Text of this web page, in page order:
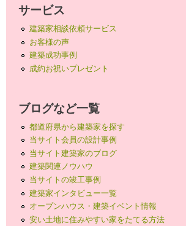
サービス
建築家相談依頼サービス
お客様の声
建築成功事例
成約お祝いプレゼント
ブログなど一覧
都道府県から建築家を探す
当サイト会員の設計事例
当サイト建築家のブログ
建築関連ノウハウ
当サイトの竣工事例
建築家インタビュー一覧
オープンハウス・建築イベント情報
安い土地に住みやすい家をたてる方法